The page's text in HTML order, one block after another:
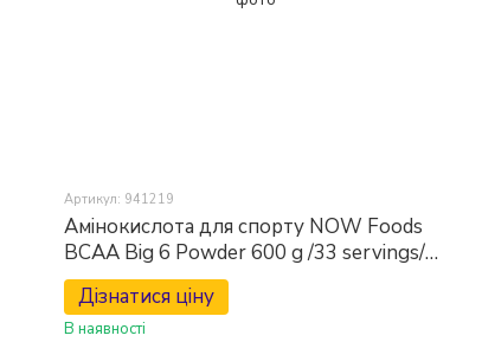
Артикул: 941219
Амінокислота для спорту NOW Foods
BCAA Big 6 Powder 600 g /33 servings/
Grape
Дізнатися ціну
В наявності